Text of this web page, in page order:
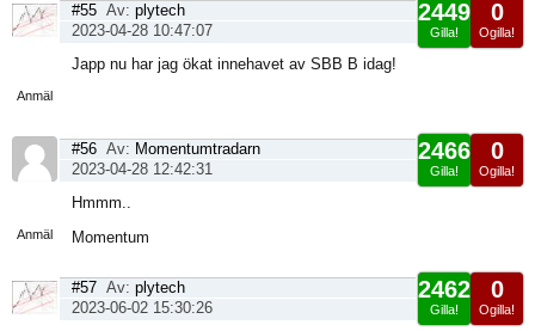
Anmäl
0
Ogilla!
2449
Gilla!
#55 Av: plytech
2023-04-28 10:47:07
Japp nu har jag ökat innehavet av SBB B idag!
Anmäl
0
Ogilla!
2466
Gilla!
#56 Av: Momentumtradarn
2023-04-28 12:42:31
Hmmm..
Momentum
0
Ogilla!
2462
Gilla!
#57 Av: plytech
2023-06-02 15:30:26